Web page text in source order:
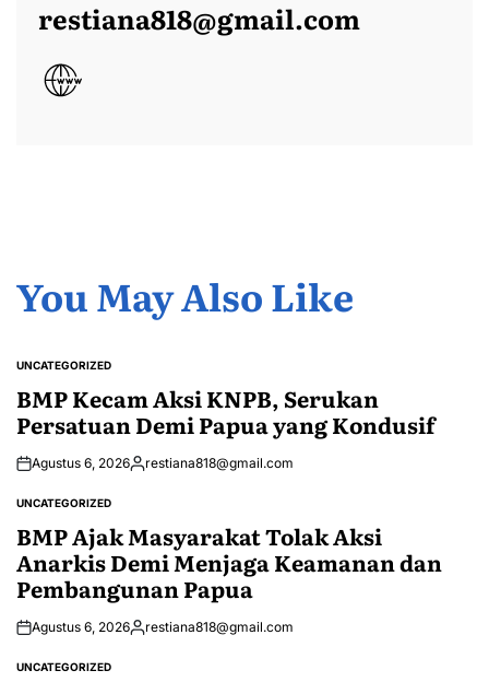
restiana818@gmail.com
You May Also Like
POSTED
UNCATEGORIZED
BMP Kecam Aksi KNPB, Serukan
Persatuan Demi Papua yang Kondusif
Agustus 6, 2026Posted
restiana818@gmail.com
POSTED
UNCATEGORIZED
BMP Ajak Masyarakat Tolak Aksi
Anarkis Demi Menjaga Keamanan dan
Pembangunan Papua
Agustus 6, 2026Posted
restiana818@gmail.com
POSTED
UNCATEGORIZED